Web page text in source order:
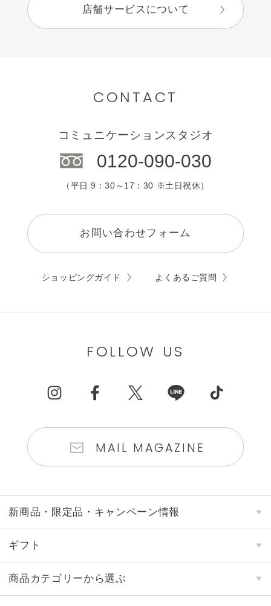
セレクトショップ
ボディケア
カウンセリング
店舗サービスについて
CONTACT
コミュニケーションスタジオ
0120-090-030
（平日 9：30～17：30 ※土日祝休）
お問い合わせフォーム
ショッピングガイド よくあるご質問
FOLLOW US
MAIL MAGAZINE
新商品・限定品・キャンペーン情報
ギフト
商品カテゴリーから選ぶ